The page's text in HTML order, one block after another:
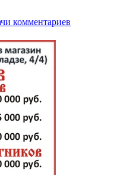
комментариев